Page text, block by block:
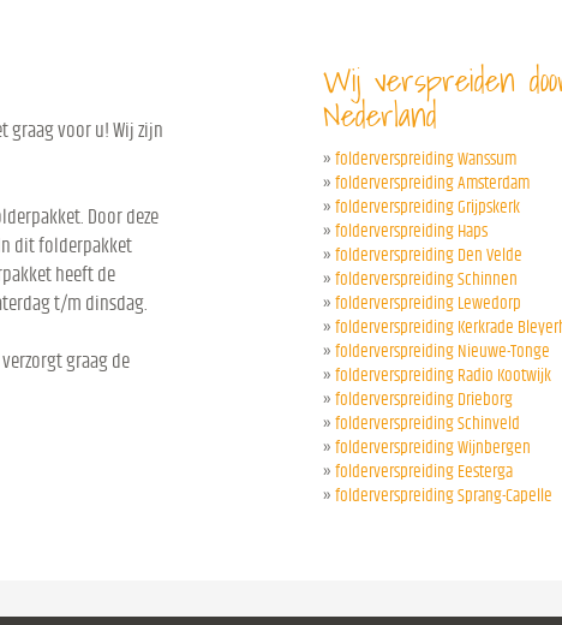
graag voor u! Wij zijn
Door deze
dit folderpakket
heeft de
t/m dinsdag.
graag de
Wij verspreiden
Nederland
» folderverspreiding Wanssum
» folderverspreiding Amsterdam
» folderverspreiding Grijpskerk
» folderverspreiding Haps
» folderverspreiding Den Velde
» folderverspreiding Schinnen
» folderverspreiding Lewedorp
» folderverspreiding Kerkrade
» folderverspreiding Nieuwe-Tonge
» folderverspreiding Radio Kootwijk
» folderverspreiding Drieborg
» folderverspreiding Schinveld
» folderverspreiding Wijnbergen
» folderverspreiding Eesterga
» folderverspreiding Sprang-Capelle